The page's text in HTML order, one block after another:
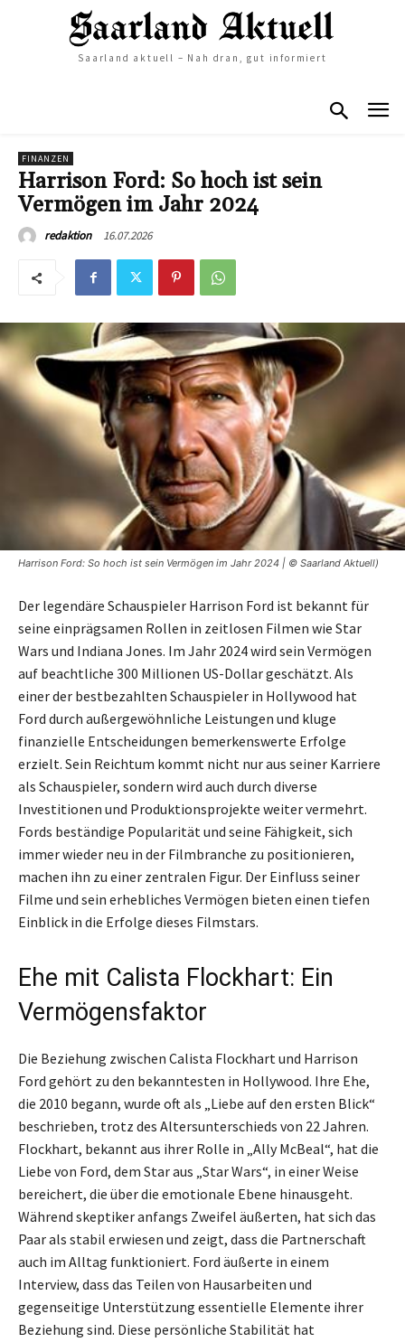
Saarland aktuell – Nah dran, gut informiert
FINANZEN
Harrison Ford: So hoch ist sein
Vermögen im Jahr 2024
redaktion 16.07.2026
Harrison Ford: So hoch ist sein Vermögen im Jahr 2024 | © Saarland Aktuell)
Der legendäre Schauspieler Harrison Ford ist bekannt für
seine einprägsamen Rollen in zeitlosen Filmen wie Star
Wars und Indiana Jones. Im Jahr 2024 wird sein Vermögen
auf beachtliche 300 Millionen US-Dollar geschätzt. Als
einer der bestbezahlten Schauspieler in Hollywood hat
Ford durch außergewöhnliche Leistungen und kluge
finanzielle Entscheidungen bemerkenswerte Erfolge
erzielt. Sein Reichtum kommt nicht nur aus seiner Karriere
als Schauspieler, sondern wird auch durch diverse
Investitionen und Produktionsprojekte weiter vermehrt.
Fords beständige Popularität und seine Fähigkeit, sich
immer wieder neu in der Filmbranche zu positionieren,
machen ihn zu einer zentralen Figur. Der Einfluss seiner
Filme und sein erhebliches Vermögen bieten einen tiefen
Einblick in die Erfolge dieses Filmstars.
Ehe mit Calista Flockhart: Ein
Vermögensfaktor
Die Beziehung zwischen Calista Flockhart und Harrison
Ford gehört zu den bekanntesten in Hollywood. Ihre Ehe,
die 2010 begann, wurde oft als „Liebe auf den ersten Blick“
beschrieben, trotz des Altersunterschieds von 22 Jahren.
Flockhart, bekannt aus ihrer Rolle in „Ally McBeal“, hat die
Liebe von Ford, dem Star aus „Star Wars“, in einer Weise
bereichert, die über die emotionale Ebene hinausgeht.
Während skeptiker anfangs Zweifel äußerten, hat sich das
Paar als stabil erwiesen und zeigt, dass die Partnerschaft
auch im Alltag funktioniert. Ford äußerte in einem
Interview, dass das Teilen von Hausarbeiten und
gegenseitige Unterstützung essentielle Elemente ihrer
Beziehung sind. Diese persönliche Stabilität hat